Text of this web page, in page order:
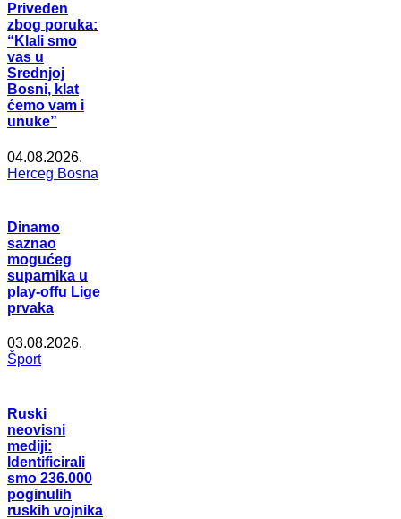
Priveden
zbog poruka:
“Klali smo
vas u
Srednjoj
Bosni, klat
ćemo vam i
unuke”
04.08.2026.
Herceg Bosna
Dinamo
saznao
mogućeg
suparnika u
play-offu Lige
prvaka
03.08.2026.
Šport
Ruski
neovisni
mediji:
Identificirali
smo 236.000
poginulih
ruskih vojnika